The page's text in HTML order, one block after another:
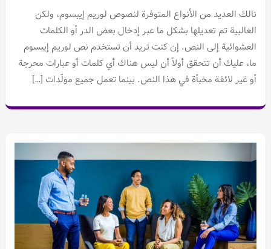
لوريم
إيبسوم
لأنها
تعطي
توزيعاَ
طبيعياَ
حد
للأحرف
استخدام
“هنا
يوجد
نالك العديد من الأنواع المتوفرة لنصوص لوريم إيبسوم، ولكن
الغالبية تم تعديلها بشكل ما عبر إدخال بعض الدر أو الكلمات
العشوائية إلى النص. إن كنت تريد أن تستخدم نص لوريم إيبسوم
ما، عليك أن تتحقق أولاً أن ليس هناك أي كلمات أو عبارات محرجة
أو غير لائقة مخبأة في هذا النص. بينما تعمل جميع مولّدات […]